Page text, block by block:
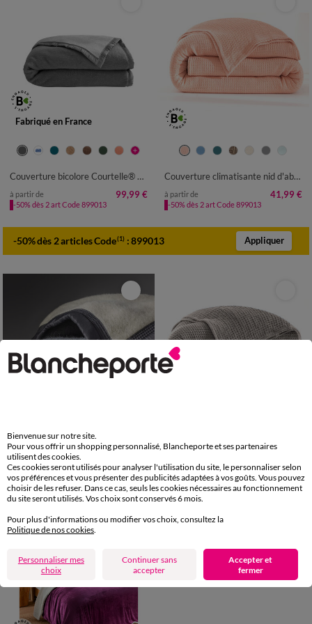
Fabriqué en France
Couverture bicolore Courtelle® 420 g/m²
à partir de 99,99 €
-50% dès 2 art Code 899013
Couverture climatisante nid d'abeille 350 g/m²
à partir de 41,99 €
-50% dès 2 art Code 899013
-50% dès 2 articles Code(1) :899013 Appliquer
Ourson
Couverture bicolore pure laine 600 g/m²
à partir de 109,99 €
-50% dès 2 art Code 899013
Couverture climatisante nid d'abeille 350 g/m²
à partir de 41,99 €
-50% dès 2 art Code 899013
Bienvenue sur notre site.
Pour vous offrir un shopping personnalisé, Blancheporte et ses partenaires
utilisent des cookies.
Ces cookies seront utilisés pour analyser l'utilisation du site, le personnaliser selon
vos préférences et vous présenter des publicités adaptées à vos goûts. Vous pouvez
choisir de les refuser. Dans ce cas, seuls les cookies nécessaires au fonctionnement
du site seront utilisés. Vos choix sont conservés 6 mois.
Pour plus d'informations ou modifier vos choix, consultez la
Politique de nos cookies.
Personnaliser mes
choix
Continuer sans
accepter
Accepter et
fermer